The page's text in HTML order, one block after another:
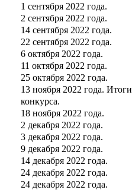
1 сентября 2022 года.
2 сентября 2022 года.
14 сентября 2022 года.
22 сентября 2022 года.
6 октября 2022 года.
11 октября 2022 года.
25 октября 2022 года.
13 ноября 2022 года. Итоги
конкурса.
18 ноября 2022 года.
2 декабря 2022 года.
3 декабря 2022 года.
9 декабря 2022 года.
14 декабря 2022 года.
24 декабря 2022 года.
24 декабря 2022 года.